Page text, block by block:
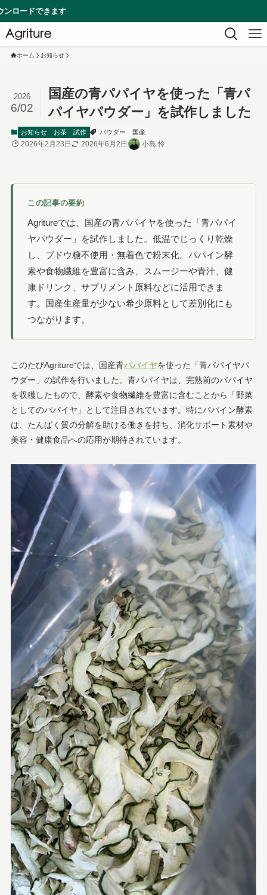
ホーム お知らせ
国産の青パパイヤを使った「青パ
パイヤパウダー」を試作しました
2026
6/02
お知らせ お茶 試作 パウダー 国産
2026年2月23日 2026年6月2日 小島 怜
この記事の要約
Agritureでは、国産の青パパイヤを使った「青パパイ
ヤパウダー」を試作しました。低温でじっくり乾燥
し、ブドウ糖不使用・無着色で粉末化。パパイン酵
素や食物繊維を豊富に含み、スムージーや青汁、健
康ドリンク、サプリメント原料などに活用できま
す。国産生産量が少ない希少原料として差別化にも
つながります。
このたびAgritureでは、国産青パパイヤを使った「青パパイヤパ
ウダー」の試作を行いました。青パパイヤは、完熟前のパパイヤ
を収穫したもので、酵素や食物繊維を豊富に含むことから「野菜
としてのパパイヤ」として注目されています。特にパパイン酵素
は、たんぱく質の分解を助ける働きを持ち、消化サポート素材や
美容・健康食品への応用が期待されています。